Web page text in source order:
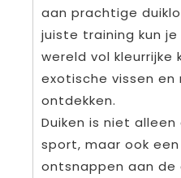
aan prachtige
juiste training kun
wereld vol kleurrijke
exotische vissen en
ontdekken.
Duiken is niet
sport, maar ook
ontsnappen aan de